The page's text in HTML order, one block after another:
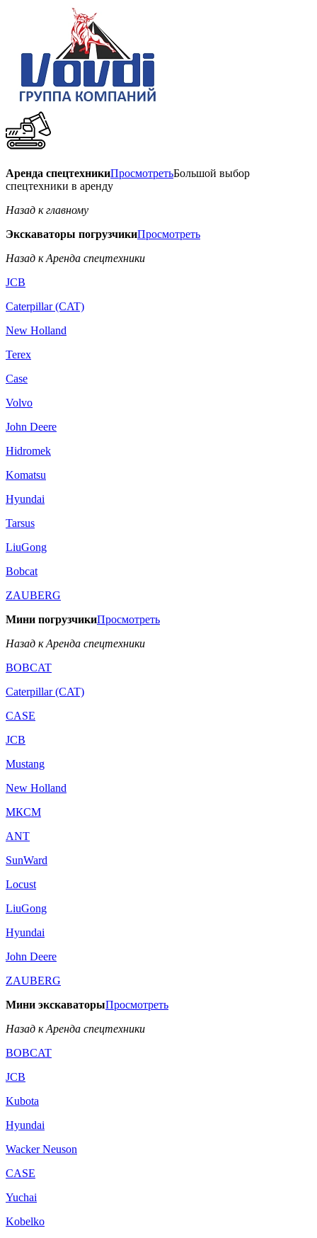
Аренда спецтехникиПросмотретьБольшой выбор
спецтехники в аренду
Назад к главному
Экскаваторы погрузчикиПросмотреть
Назад к Аренда спецтехники
JCB
Caterpillar (CAT)
New Holland
Terex
Case
Volvo
John Deere
Hidromek
Komatsu
Hyundai
Tarsus
LiuGong
Bobcat
ZAUBERG
Мини погрузчикиПросмотреть
Назад к Аренда спецтехники
BOBCAT
Caterpillar (CAT)
CASE
JCB
Mustang
New Holland
МКСМ
ANT
SunWard
Locust
LiuGong
Hyundai
John Deere
ZAUBERG
Мини экскаваторыПросмотреть
Назад к Аренда спецтехники
BOBCAT
JCB
Kubota
Hyundai
Wacker Neuson
CASE
Yuchai
Kobelko